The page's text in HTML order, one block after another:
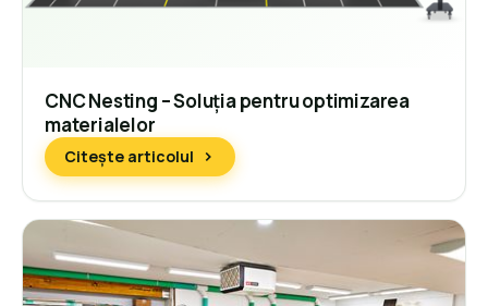
CNC Nesting – Soluția pentru optimizarea
materialelor
Citește articolul